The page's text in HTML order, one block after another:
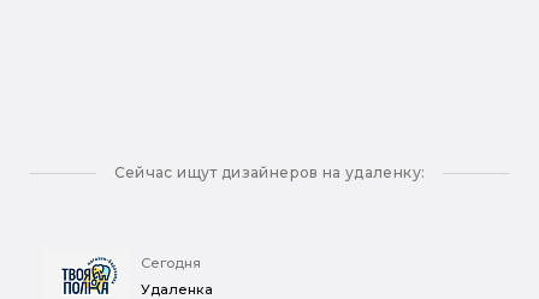
Сейчас ищут дизайнеров на удаленку:
Сегодня
Удаленка